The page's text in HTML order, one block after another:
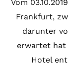
Vom
Frankfurt,
darunter
erwartet hat
Hotel